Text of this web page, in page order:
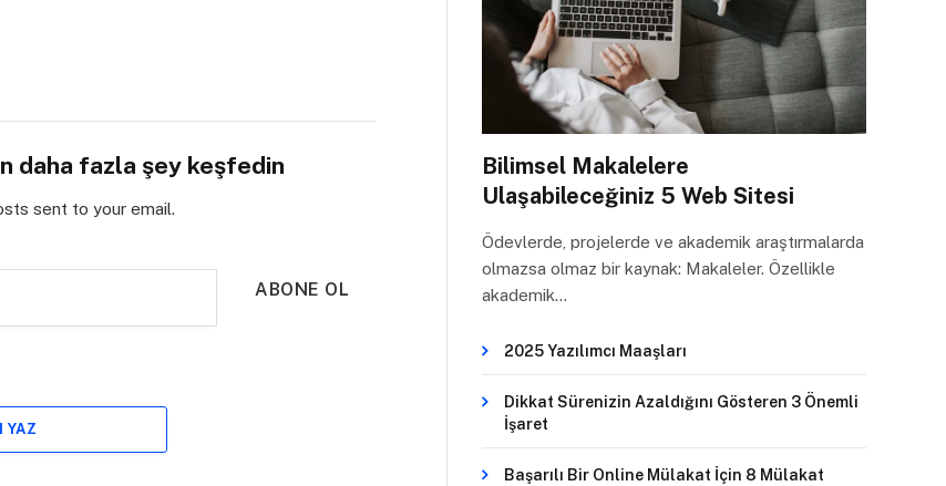
daha fazla şey keşfedin
sent to your email.
ABONE OL
YAZ
Bilimsel Makalelere
Ulaşabileceğiniz 5 Web Sitesi
Ödevlerde, projelerde ve akademik araştırmalarda
olmazsa olmaz bir kaynak: Makaleler. Özellikle
akademik…
2025 Yazılımcı Maaşları
Dikkat Sürenizin Azaldığını Gösteren 3 Önemli
İşaret
Başarılı Bir Online Mülakat İçin 8 Mülakat